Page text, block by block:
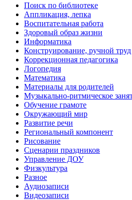
Поиск по библиотеке
Аппликация, лепка
Воспитательная работа
Здоровый образ жизни
Информатика
Конструирование, ручной труд
Коррекционная педагогика
Логопедия
Математика
Материалы для родителей
Музыкально-ритмическое
Обучение грамоте
Окружающий мир
Развитие речи
Региональный компонент
Рисование
Сценарии праздников
Управление ДОУ
Физкультура
Разное
Аудиозаписи
Видеозаписи